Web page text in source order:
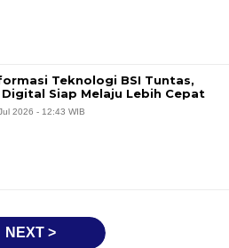
Teknologi BSI Tuntas,
Digital Siap Melaju Lebih Cepat
2026 - 12:43 WIB
NEXT >